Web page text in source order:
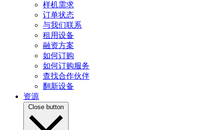
样机需求
订单状态
与我们联系
租用设备
融资方案
如何订购
如何订购服务
查找合作伙伴
翻新设备
资源
Close button